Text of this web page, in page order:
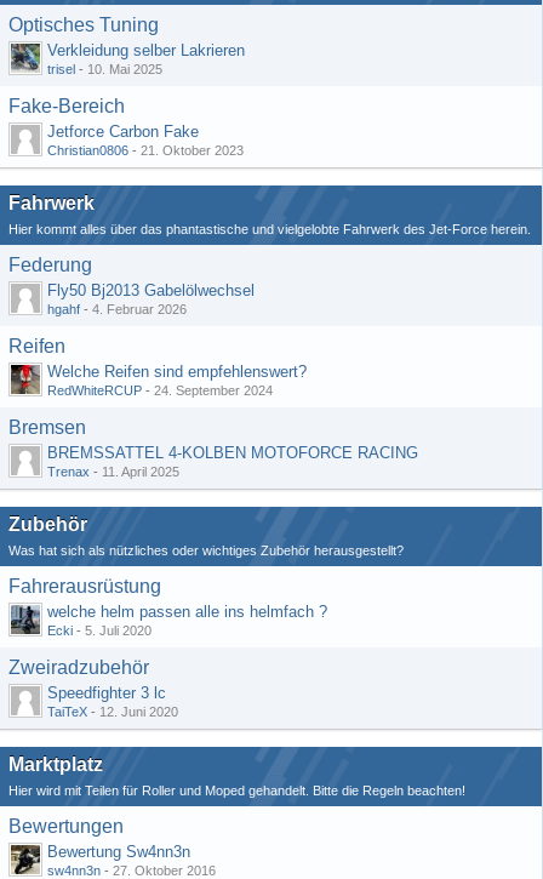
Optisches Tuning
Verkleidung selber Lakrieren
trisel - 10. Mai 2025
Fake-Bereich
Jetforce Carbon Fake
Christian0806 - 21. Oktober 2023
Fahrwerk
Hier kommt alles über das phantastische und vielgelobte Fahrwerk des Jet-Force herein.
Federung
Fly50 Bj2013 Gabelölwechsel
hgahf - 4. Februar 2026
Reifen
Welche Reifen sind empfehlenswert?
RedWhiteRCUP - 24. September 2024
Bremsen
BREMSSATTEL 4-KOLBEN MOTOFORCE RACING
Trenax - 11. April 2025
Zubehör
Was hat sich als nützliches oder wichtiges Zubehör herausgestellt?
Fahrerausrüstung
welche helm passen alle ins helmfach ?
Ecki - 5. Juli 2020
Zweiradzubehör
Speedfighter 3 lc
TaiTeX - 12. Juni 2020
Marktplatz
Hier wird mit Teilen für Roller und Moped gehandelt. Bitte die Regeln beachten!
Bewertungen
Bewertung Sw4nn3n
sw4nn3n - 27. Oktober 2016